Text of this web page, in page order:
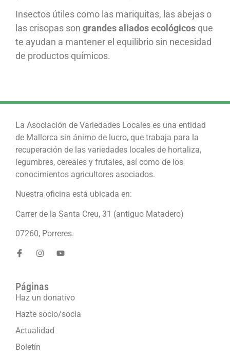
Insectos útiles como las mariquitas, las abejas o
las crisopas son grandes aliados ecológicos que
te ayudan a mantener el equilibrio sin necesidad
de productos químicos.
La Asociación de Variedades Locales es una entidad
de Mallorca sin ánimo de lucro, que trabaja para la
recuperación de las variedades locales de hortaliza,
legumbres, cereales y frutales, así como de los
conocimientos agricultores asociados.
Nuestra oficina está ubicada en:
Carrer de la Santa Creu, 31 (antiguo Matadero)
07260, Porreres.
Páginas
Haz un donativo
Hazte socio/socia
Actualidad
Boletín